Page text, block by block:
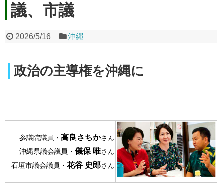
議、市議
2026/5/16 沖縄
政治の主導権を沖縄に
参議院議員・ 高良さちかさん
沖縄県議会議員・ 儀保 唯さん
石垣市議会議員・ 花谷 史郎さん